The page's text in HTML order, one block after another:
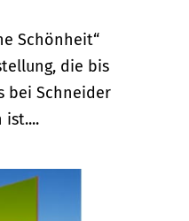
Schönheit“
die bis
bei Schneider
ist....